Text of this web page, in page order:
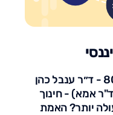
פרק 80 - ד״ר ענבל כהן
אמא) - חינוך
יותר? האמת